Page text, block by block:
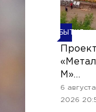
СОБЫТИЯ
Проект
М»
6 августа
2026